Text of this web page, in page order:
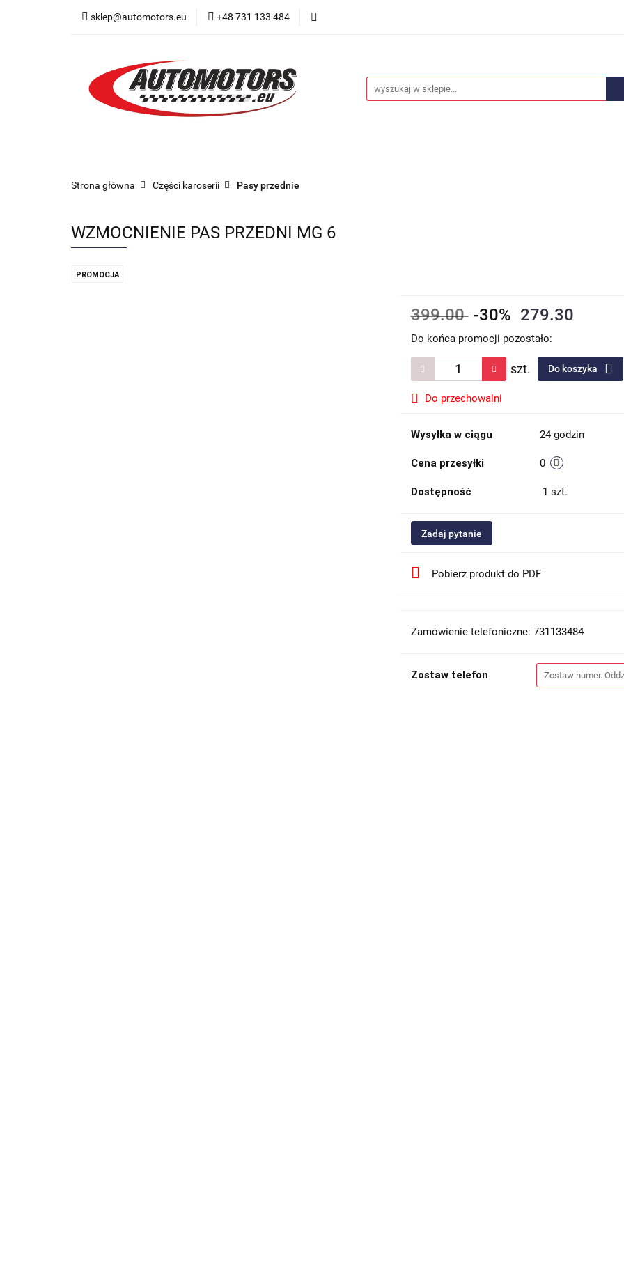
sklep@automotors.eu +48 731 133 484
Części samochodowe
Car audio Nowości
Strona główna Części karoserii Pasy przednie
WZMOCNIENIE PAS PRZEDNI MG 6
PROMOCJA
399.00 -30% 279.30
Do końca promocji pozostało:
szt. Do koszyka
Do przechowalni
Wysyłka w ciągu 24 godzin
Cena przesyłki 0
Dostępność 1 szt.
Zadaj pytanie
Pobierz produkt do PDF
Zamówienie telefoniczne: 731133484
Zostaw telefon